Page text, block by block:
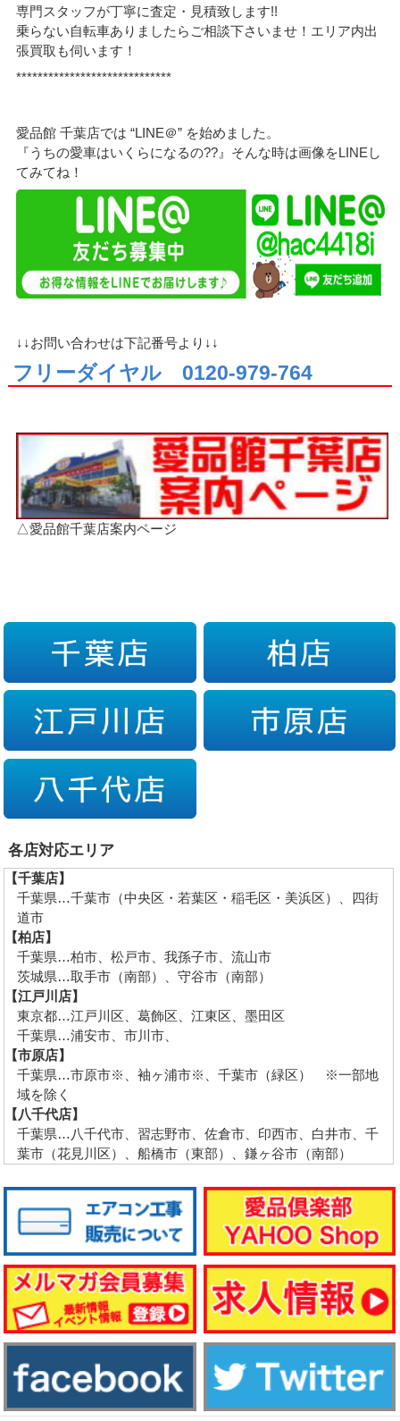
専門スタッフが丁寧に査定・見積致します!!
乗らない自転車ありましたらご相談下さいませ！エリア内出
張買取も伺います！
*****************************
愛品館 千葉店では “LINE＠” を始めました。
『うちの愛車はいくらになるの??』そんな時は画像をLINEし
てみてね！
↓↓お問い合わせは下記番号より↓↓
フリーダイヤル 0120-979-764
△愛品館千葉店案内ページ
各店対応エリア
【千葉店】
千葉県…千葉市（中央区・若葉区・稲毛区・美浜区）、四街
道市
【柏店】
千葉県…柏市、松戸市、我孫子市、流山市
茨城県…取手市（南部）、守谷市（南部）
【江戸川店】
東京都…江戸川区、葛飾区、江東区、墨田区
千葉県…浦安市、市川市、
【市原店】
千葉県…市原市※、袖ヶ浦市※、千葉市（緑区） ※一部地
域を除く
【八千代店】
千葉県…八千代市、習志野市、佐倉市、印西市、白井市、千
葉市（花見川区）、船橋市（東部）、鎌ヶ谷市（南部）